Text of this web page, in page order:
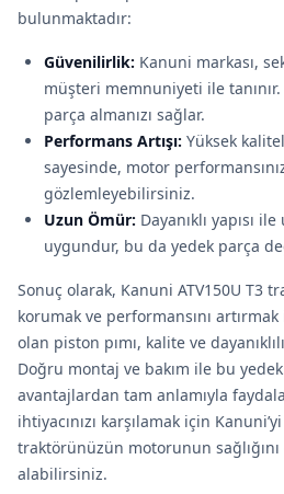
bulunmaktadır:
Güvenilirlik: Kanuni markası,
müşteri memnuniyeti ile
parça almanızı sağlar.
Performans Artışı: Yüksek
sayesinde, motor
gözlemleyebilirsiniz.
Uzun Ömür: Dayanıklı yapısı
uygundur, bu da yedek parça
Sonuç olarak, Kanuni ATV150U T3
korumak ve performansını
olan piston pımı, kalite ve
Doğru montaj ve bakım ile bu
avantajlardan tam anlamıyla
ihtiyacınızı karşılamak için
traktörünüzün motorunun
alabilirsiniz.